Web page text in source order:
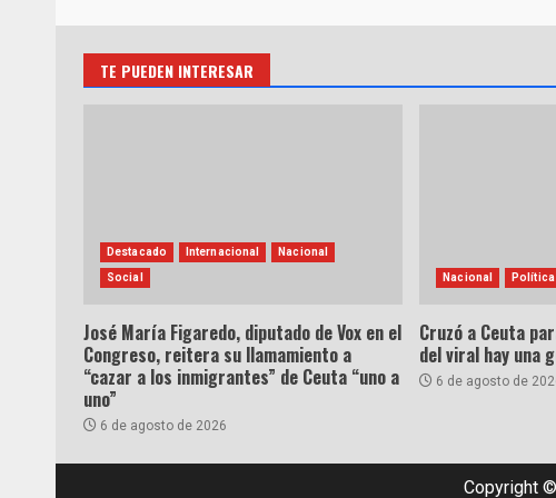
TE PUEDEN INTERESAR
Destacado Internacional Nacional
Social
José María Figaredo, diputado de Vox en el
Congreso, reitera su llamamiento a
“cazar a los inmigrantes” de Ceuta “uno a
uno”
6 de agosto de 2026
Nacional Política
Cruzó a Ceuta
del viral hay una
6 de agosto de
Copyright